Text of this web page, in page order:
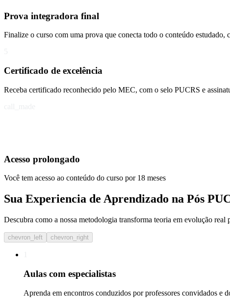
Prova integradora final
Finalize o curso com uma prova que conecta todo o conteúdo
Certificado de excelência
Receba certificado reconhecido pelo MEC, com o selo PUCRS e
Acesso prolongado
Você tem acesso ao conteúdo do curso por 18 meses
Sua Experiencia de Aprendizado na Pós
Descubra como a nossa metodologia transforma teoria em evolução real
chevron_left chevron_right
Aulas com especialistas
Aprenda em encontros conduzidos por professores convidados e